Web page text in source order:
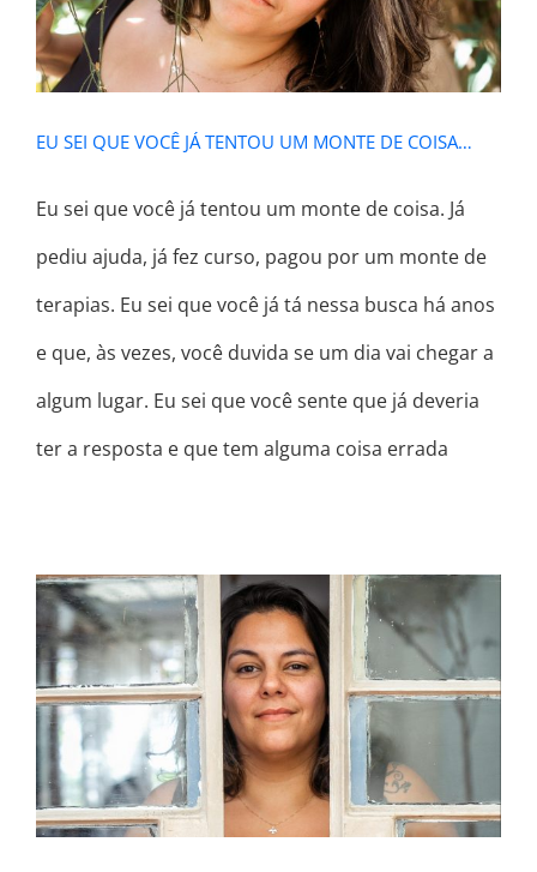
EU SEI QUE VOCÊ JÁ TENTOU UM MONTE DE COISA…
Eu sei que você já tentou um monte de coisa. Já
pediu ajuda, já fez curso, pagou por um monte de
terapias. Eu sei que você já tá nessa busca há anos
e que, às vezes, você duvida se um dia vai chegar a
algum lugar. Eu sei que você sente que já deveria
ter a resposta e que tem alguma coisa errada
VOCÊ AMA SEU LADO FEIO?